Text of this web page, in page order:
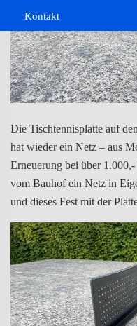
Selfservice-
Angebote
Kalender
Newsletter
Stapelfeld
…
mich
Fotos
Videos
Kontakt
Die Tischtennisplatte auf
hat wieder ein Netz – aus
Erneuerung bei über
vom Bauhof ein Netz in
und dieses Fest mit der